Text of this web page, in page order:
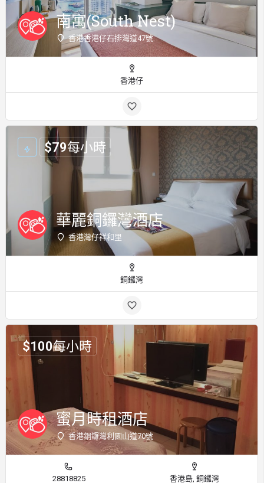
南寓(South Nest)
香港香港仔石排灣道47號
香港仔
華麗銅鑼灣酒店
香港灣仔祥和里
$79每小時
銅鑼灣
蜜月時租酒店
香港銅鑼灣利園山道70號
$100每小時
28818825 香港島, 銅鑼灣